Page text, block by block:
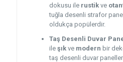
dokusu ile rustikve
tuğla desenli strafor
oldukça popülerdir.
Taş Desenli Duvar
ile şıkve modern bir
taş desenli duvar